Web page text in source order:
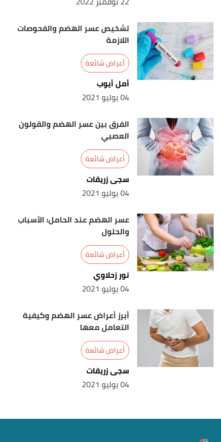
تشخيص عسر الهضم والفحوصات
اللازمة
أعراض شائعة
أمل أيوب
04 يوليو 2021
الفرق بين عسر الهضم والقولون
العصبي
أعراض شائعة
سجى زريقات
04 يوليو 2021
عسر الهضم عند الحامل: الأسباب
والحلول
أعراض شائعة
نور زحلاوي
04 يوليو 2021
أبرز أعراض عسر الهضم وكيفية
التعامل معها
أعراض شائعة
سجى زريقات
04 يوليو 2021